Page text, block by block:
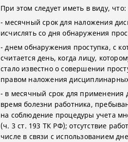
При этом следует иметь в виду, что:
- месячный срок для наложения
исчислять со дня обнаружения
- днем обнаружения проступка, с
считается день, когда лицу,
стало известно о совершении
правом наложения
- в месячный срок для применения
время болезни работника,
на соблюдение процедуры учета
(ч. 3 ст. 193 ТК РФ); отсутствие
числе в связи с использованием